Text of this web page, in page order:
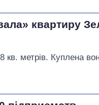
квартиру
метрів. Куплена